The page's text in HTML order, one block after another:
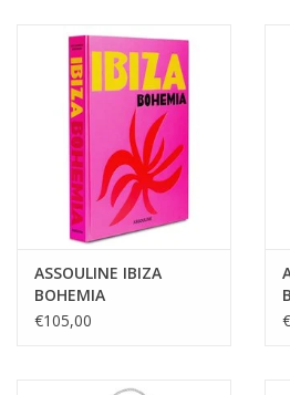
Merken
ASSOULINE IBIZA
BOHEMIA
€105,00